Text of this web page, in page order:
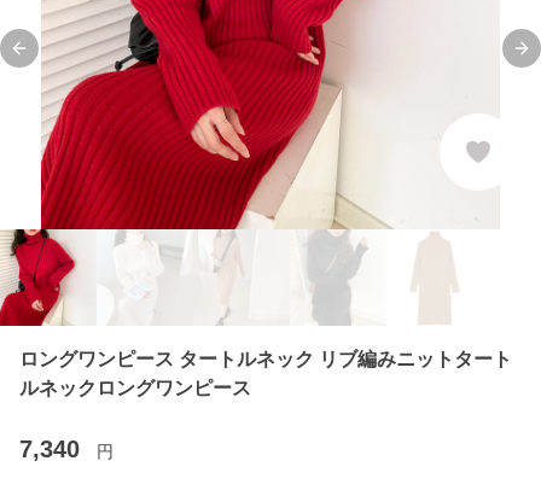
Previous slide
ロングワンピース タートルネック リブ編みニットタート
ルネックロングワンピース
7,340 円